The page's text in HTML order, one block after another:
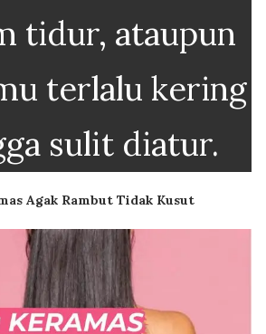
tidur, ataupun
terlalu kering
sulit diatur.
Agak Rambut Tidak Kusut